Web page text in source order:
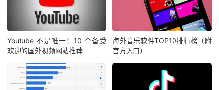
Youtube 不是唯一！10 个备受
欢迎的国外视频网站推荐
海外音乐软件TOP10排行榜（附
官方入口）